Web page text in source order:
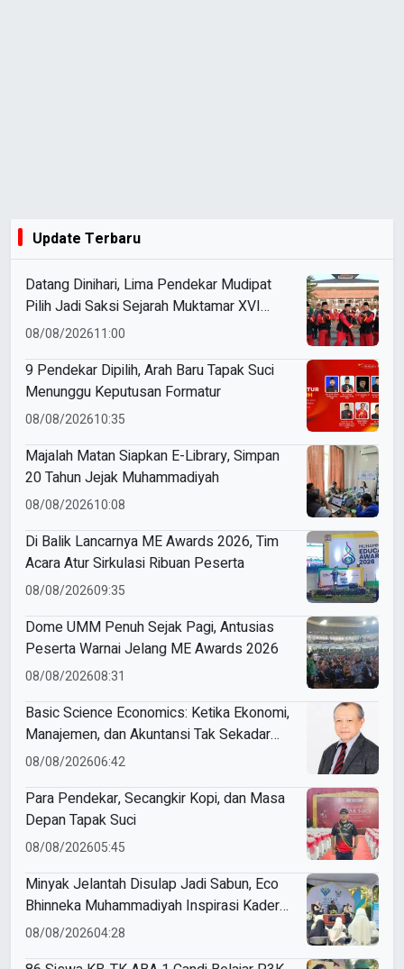
Update Terbaru
Datang Dinihari, Lima Pendekar Mudipat
Pilih Jadi Saksi Sejarah Muktamar XVI
Tapak Suci
08/08/202611:00
9 Pendekar Dipilih, Arah Baru Tapak Suci
Menunggu Keputusan Formatur
08/08/202610:35
Majalah Matan Siapkan E-Library, Simpan
20 Tahun Jejak Muhammadiyah
08/08/202610:08
Di Balik Lancarnya ME Awards 2026, Tim
Acara Atur Sirkulasi Ribuan Peserta
08/08/202609:35
Dome UMM Penuh Sejak Pagi, Antusias
Peserta Warnai Jelang ME Awards 2026
08/08/202608:31
Basic Science Economics: Ketika Ekonomi,
Manajemen, dan Akuntansi Tak Sekadar
Bicara Angka
08/08/202606:42
Para Pendekar, Secangkir Kopi, dan Masa
Depan Tapak Suci
08/08/202605:45
Minyak Jelantah Disulap Jadi Sabun, Eco
Bhinneka Muhammadiyah Inspirasi Kader
Nasyiatul Aisyiyah
08/08/202604:28